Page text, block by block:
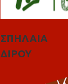
ΣΠΗΛΑΙΑ
ΔΙΡΟΥ